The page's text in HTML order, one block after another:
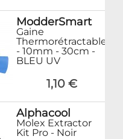
ModderSmart
Gaine
Thermorétractable
- 10mm - 30cm -
BLEU UV
1,10 €
Alphacool
Molex Extractor
Kit Pro - Noir